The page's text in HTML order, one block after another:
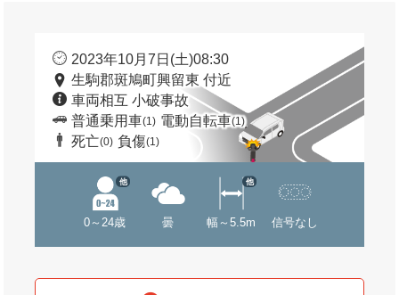
2023年10月7日(土)08:30
生駒郡斑鳩町興留東 付近
車両相互 小破事故
普通乗用車(1) 電動自転車(1)
死亡(0) 負傷(1)
0～24歳
他
曇 幅～5.5m
他
信号なし